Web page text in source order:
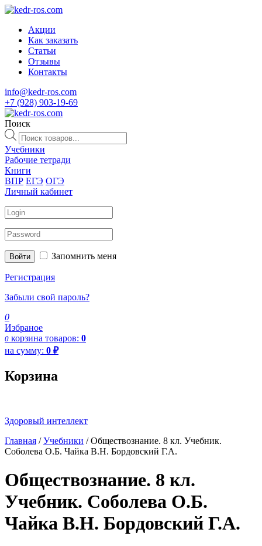
Акции
Как заказать
Статьи
Отзывы
Контакты
info@kedr-ros.com
+7 (928) 903-19-69
Поиск
Поиск
товаров
Учебники
Рабочие тетради
Книги
ВПР ЕГЭ ОГЭ
Личный кабинет
Войти Запомнить меня
Регистрация
Забыли свой пароль?
0
Избраное
0 корзина товаров: 0
на сумму: 0 ₽
Корзина
Здоровый интеллект
Главная /Учебники / Обществознание. 8 кл. Учебник.
Соболева О.Б. Чайка В.Н. Бордовский Г.А.
Обществознание. 8 кл.
Учебник. Соболева О.Б.
Чайка В.Н. Бордовский Г.А.